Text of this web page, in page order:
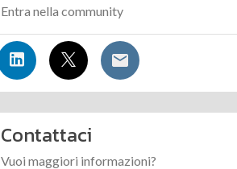
Entra nella community
Contattaci
Vuoi maggiori informazioni?